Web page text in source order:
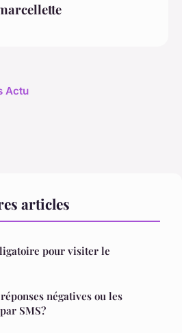
Actu
articles
pour visiter le
négatives ou les
SMS?